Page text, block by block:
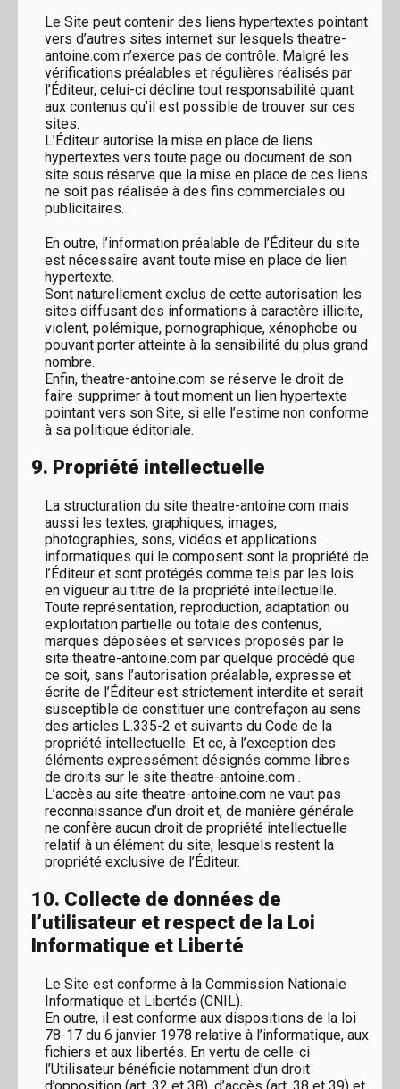
Le Site peut contenir des liens hypertextes pointant
vers d’autres sites internet sur lesquels theatre-
antoine.com n’exerce pas de contrôle. Malgré les
vérifications préalables et régulières réalisés par
l’Éditeur, celui-ci décline tout responsabilité quant
aux contenus qu’il est possible de trouver sur ces
sites.
L’Éditeur autorise la mise en place de liens
hypertextes vers toute page ou document de son
site sous réserve que la mise en place de ces liens
ne soit pas réalisée à des fins commerciales ou
publicitaires.
En outre, l’information préalable de l’Éditeur du site
est nécessaire avant toute mise en place de lien
hypertexte.
Sont naturellement exclus de cette autorisation les
sites diffusant des informations à caractère illicite,
violent, polémique, pornographique, xénophobe ou
pouvant porter atteinte à la sensibilité du plus grand
nombre.
Enfin, theatre-antoine.com se réserve le droit de
faire supprimer à tout moment un lien hypertexte
pointant vers son Site, si elle l’estime non conforme
à sa politique éditoriale.
9. Propriété intellectuelle
La structuration du site theatre-antoine.com mais
aussi les textes, graphiques, images,
photographies, sons, vidéos et applications
informatiques qui le composent sont la propriété de
l’Éditeur et sont protégés comme tels par les lois
en vigueur au titre de la propriété intellectuelle.
Toute représentation, reproduction, adaptation ou
exploitation partielle ou totale des contenus,
marques déposées et services proposés par le
site theatre-antoine.com par quelque procédé que
ce soit, sans l’autorisation préalable, expresse et
écrite de l’Éditeur est strictement interdite et serait
susceptible de constituer une contrefaçon au sens
des articles L.335-2 et suivants du Code de la
propriété intellectuelle. Et ce, à l’exception des
éléments expressément désignés comme libres
de droits sur le site theatre-antoine.com .
L’accès au site theatre-antoine.com ne vaut pas
reconnaissance d’un droit et, de manière générale
ne confère aucun droit de propriété intellectuelle
relatif à un élément du site, lesquels restent la
propriété exclusive de l’Éditeur.
10. Collecte de données de
l’utilisateur et respect de la Loi
Informatique et Liberté
Le Site est conforme à la Commission Nationale
Informatique et Libertés (CNIL).
En outre, il est conforme aux dispositions de la loi
78-17 du 6 janvier 1978 relative à l’informatique, aux
fichiers et aux libertés. En vertu de celle-ci
l’Utilisateur bénéficie notamment d’un droit